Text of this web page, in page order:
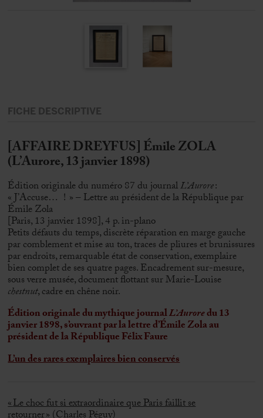
FICHE DESCRIPTIVE
[AFFAIRE DREYFUS] Émile ZOLA
(L’Aurore, 13 janvier 1898)
Édition originale du numéro 87 du journalL’Aurore:
« J’Accuse… ! » – Lettre au président de la République par
Émile Zola
[Paris, 13 janvier 1898], 4 p. in-plano
Petits défauts du temps, discrète réparation en marge gauche
par comblement et mise au ton, traces de pliures et brunissures
par endroits, remarquable état de conservation, exemplaire
bien complet de ses quatre pages. Encadrement sur-mesure,
sous verre musée, document flottant sur Marie-Louise
chestnut, cadre en chêne noir.
Édition originale du mythique journalL’Auroredu 13
janvier 1898, s’ouvrant par la lettre d’Émile Zola au
président de la République Félix Faure
L’un des rares exemplaires bien conservés
«Le choc fut si extraordinaire que Paris faillit se